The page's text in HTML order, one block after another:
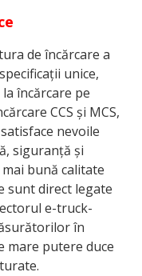
de încărcare a
unice,
încărcare pe
CCS și MCS,
nevoile
siguranță și
bună calitate
sunt direct legate
e-truck-
în
mare putere duce